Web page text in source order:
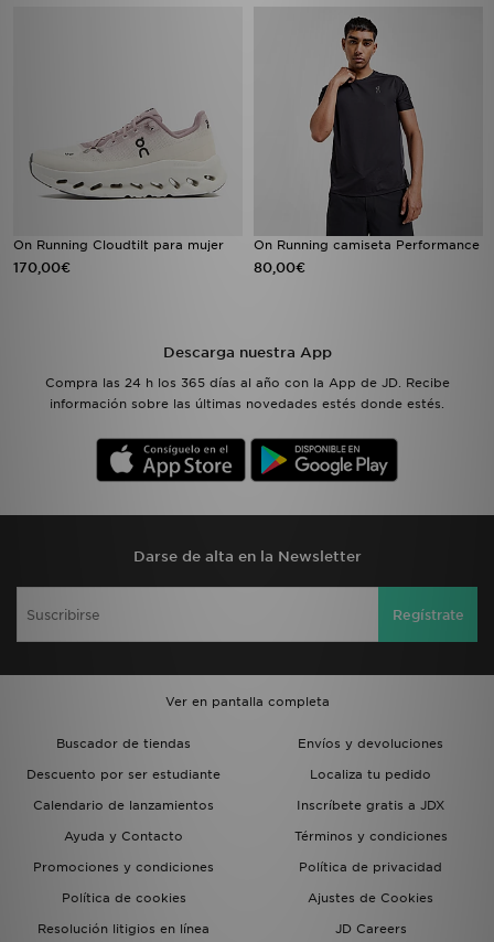
On Running Cloudtilt para mujer
170,00€
On Running camiseta Performance
80,00€
Descarga nuestra App
Compra las 24 h los 365 días al año con la App de JD. Recibe
información sobre las últimas novedades estés donde estés.
Darse de alta en la Newsletter
Regístrate
Ver en pantalla completa
Buscador de tiendas
Envíos y devoluciones
Descuento por ser estudiante
Localiza tu pedido
Calendario de lanzamientos
Inscríbete gratis a JDX
Ayuda y Contacto
Términos y condiciones
Promociones y condiciones
Política de privacidad
Política de cookies
Ajustes de Cookies
Resolución litigios en línea
JD Careers